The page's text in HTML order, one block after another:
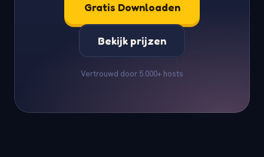
Gratis Downloaden
Bekijk prijzen
Vertrouwd door 5.000+ hosts